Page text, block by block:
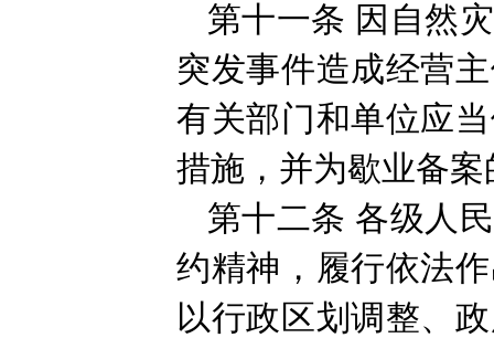
第十一条 因自然
突发事件造成经营
有关部门和单位应
措施，并为歇业备
第十二条 各级人
约精神，履行依法
以行政区划调整、